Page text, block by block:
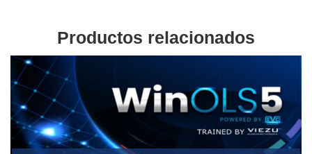
Productos relacionados